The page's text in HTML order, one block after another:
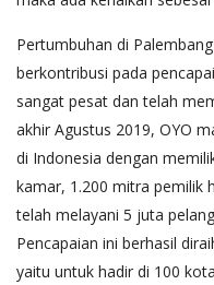
Pertumbuhan di
berkontribusi pada
sangat pesat dan telah
akhir Agustus 2019, OYO
di Indonesia dengan
kamar, 1.200 mitra pemilik
telah melayani 5 juta
Pencapaian ini berhasil
yaitu untuk hadir di 100